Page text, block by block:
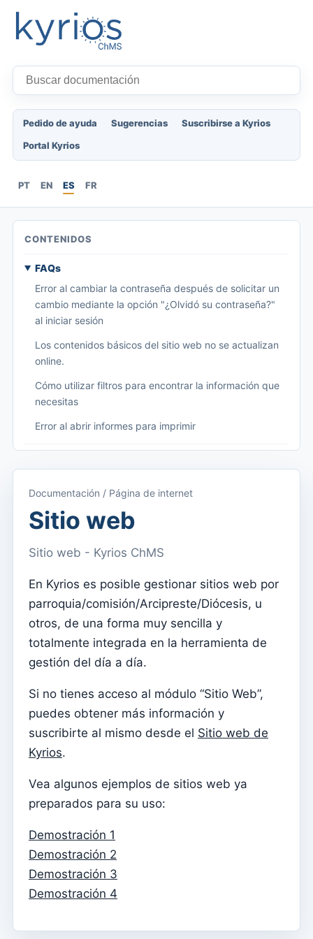
Pedido de ayuda Sugerencias
Suscribirse a Kyrios
Portal Kyrios
PT EN ES FR
CONTENIDOS
FAQs
Error al cambiar la contraseña después de solicitar un
cambio mediante la opción "¿Olvidó su contraseña?"
al iniciar sesión
Los contenidos básicos del sitio web no se actualizan
online.
Cómo utilizar filtros para encontrar la información que
necesitas
Error al abrir informes para imprimir
Acceso a la documentación
Menú principal (aplicaciones)
Cambiar entre suscripciones
Dashboard
Panel
Menu do utilizador
Configuración de suscripción
Cambiar la contraseña
Modo oscuro
Cambiar idioma
Editar parroquia
desconectar
Configurar una cuenta SMTP para enviar correos
electrónicos en Kyrios
Catequese
Formularios de inscripción para catequesis
Documentación / Página de internet
Sitio web
Sitio web - Kyrios ChMS
En Kyrios es posible gestionar sitios web por
parroquia/comisión/Arcipreste/Diócesis, u
otros, de una forma muy sencilla y
totalmente integrada en la herramienta de
gestión del día a día.
Si no tienes acceso al módulo “Sitio Web”,
puedes obtener más información y
suscribirte al mismo desde el Sitio web de
Kyrios.
Vea algunos ejemplos de sitios web ya
preparados para su uso:
Demostración 1
Demostración 2
Demostración 3
Demostración 4